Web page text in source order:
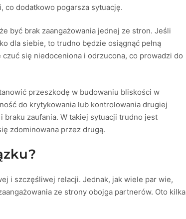
co dodatkowo pogarsza sytuację.
być brak zaangażowania jednej ze stron. Jeśli
dla siebie, to trudno będzie osiągnąć pełną
się niedoceniona i odrzucona, co prowadzi do
przeszkodę w budowaniu bliskości w
do krytykowania lub kontrolowania drugiej
zaufania. W takiej sytuacji trudno jest
zdominowana przez drugą.
i szczęśliwej relacji. Jednak, jak wiele par wie,
ze strony obojga partnerów. Oto kilka